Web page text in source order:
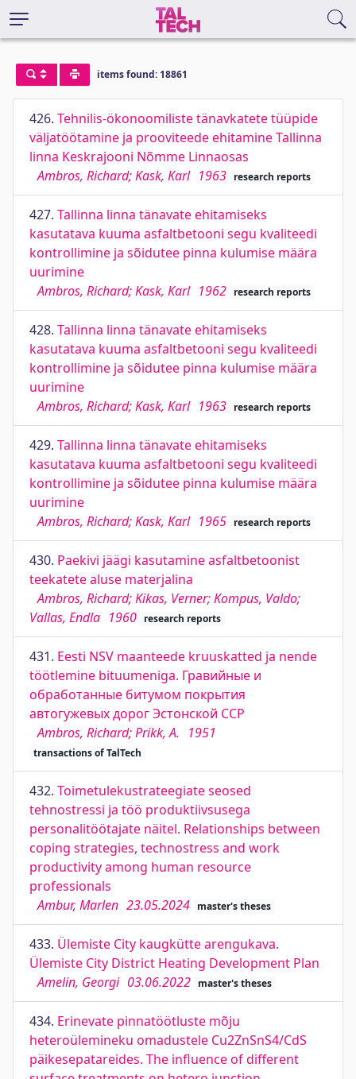
items found: 18861
426. Tehnilis-ökonoomiliste tänavkatete tüüpide
väljatöötamine ja prooviteede ehitamine Tallinna
linna Keskrajooni Nõmme Linnaosas
Ambros, Richard; Kask, Karl 1963 research reports
427. Tallinna linna tänavate ehitamiseks
kasutatava kuuma asfaltbetooni segu kvaliteedi
kontrollimine ja sõidutee pinna kulumise määra
uurimine
Ambros, Richard; Kask, Karl 1962 research reports
428. Tallinna linna tänavate ehitamiseks
kasutatava kuuma asfaltbetooni segu kvaliteedi
kontrollimine ja sõidutee pinna kulumise määra
uurimine
Ambros, Richard; Kask, Karl 1963 research reports
429. Tallinna linna tänavate ehitamiseks
kasutatava kuuma asfaltbetooni segu kvaliteedi
kontrollimine ja sõidutee pinna kulumise määra
uurimine
Ambros, Richard; Kask, Karl 1965 research reports
430. Paekivi jäägi kasutamine asfaltbetoonist
teekatete aluse materjalina
Ambros, Richard; Kikas, Verner; Kompus, Valdo;
Vallas, Endla 1960 research reports
431. Eesti NSV maanteede kruuskatted ja nende
töötlemine bituumeniga. Гравийные и
обработанные битумом покрытия
автогужевых дорог Эстонской ССР
Ambros, Richard; Prikk, A. 1951
transactions of TalTech
432. Toimetulekustrateegiate seosed
tehnostressi ja töö produktiivsusega
personalitöötajate näitel. Relationships between
coping strategies, technostress and work
productivity among human resource
professionals
Ambur, Marlen 23.05.2024 master's theses
433. Ülemiste City kaugkütte arengukava.
Ülemiste City District Heating Development Plan
Amelin, Georgi 03.06.2022 master's theses
434. Erinevate pinnatöötluste mõju
heteroülemineku omadustele Cu2ZnSnS4/CdS
päikesepatareides. The influence of different